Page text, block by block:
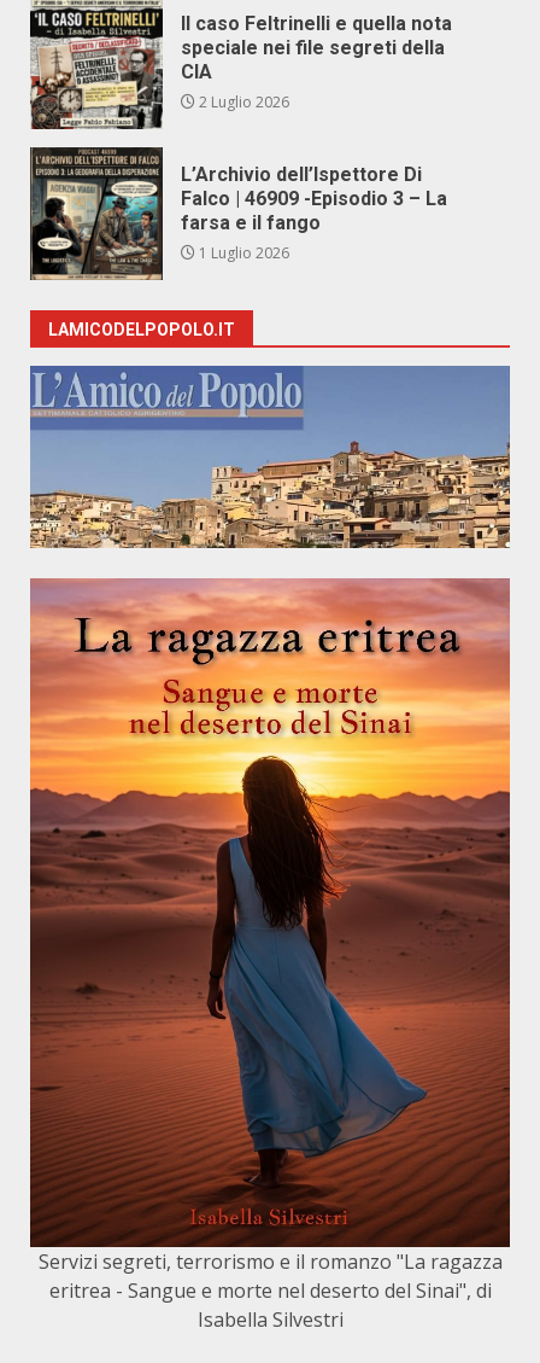
Il caso Feltrinelli e quella nota
speciale nei file segreti della
CIA
2 Luglio 2026
L’Archivio dell’Ispettore Di
Falco | 46909 -Episodio 3 – La
farsa e il fango
1 Luglio 2026
LAMICODELPOPOLO.IT
Servizi segreti, terrorismo e il romanzo "La ragazza
eritrea - Sangue e morte nel deserto del Sinai", di
Isabella Silvestri